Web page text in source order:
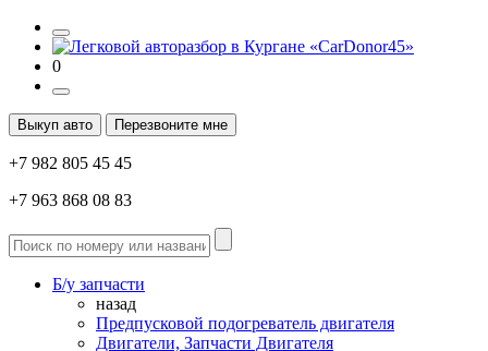
0
Выкуп авто Перезвоните мне
+7 982 805 45 45
+7 963 868 08 83
Б/у запчасти
назад
Предпусковой подогреватель двигателя
Двигатели, Запчасти Двигателя